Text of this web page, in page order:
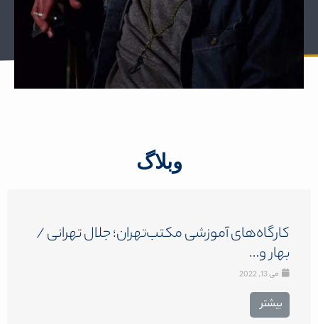
وبلاگ
کارگاه‌های آموزشی مکتب‌تهران؛ جلال تهرانی /
بهار و…
می 13, 2022
بیشتر